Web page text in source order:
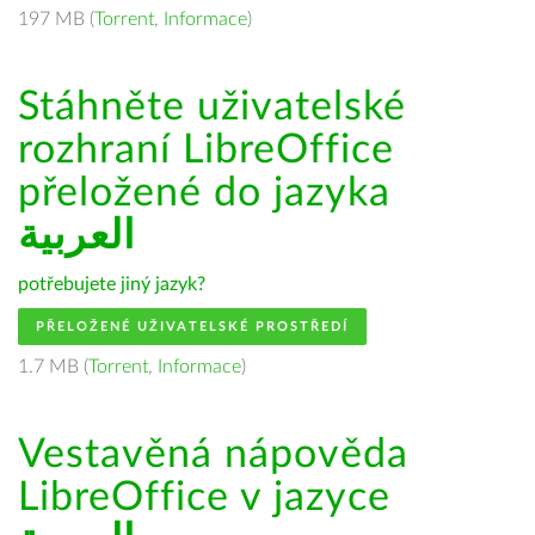
197 MB (Torrent, Informace)
Stáhněte uživatelské
rozhraní LibreOffice
přeložené do jazyka
العربية
potřebujete jiný jazyk?
PŘELOŽENÉ UŽIVATELSKÉ PROSTŘEDÍ
1.7 MB (Torrent, Informace)
Vestavěná nápověda
LibreOffice v jazyce